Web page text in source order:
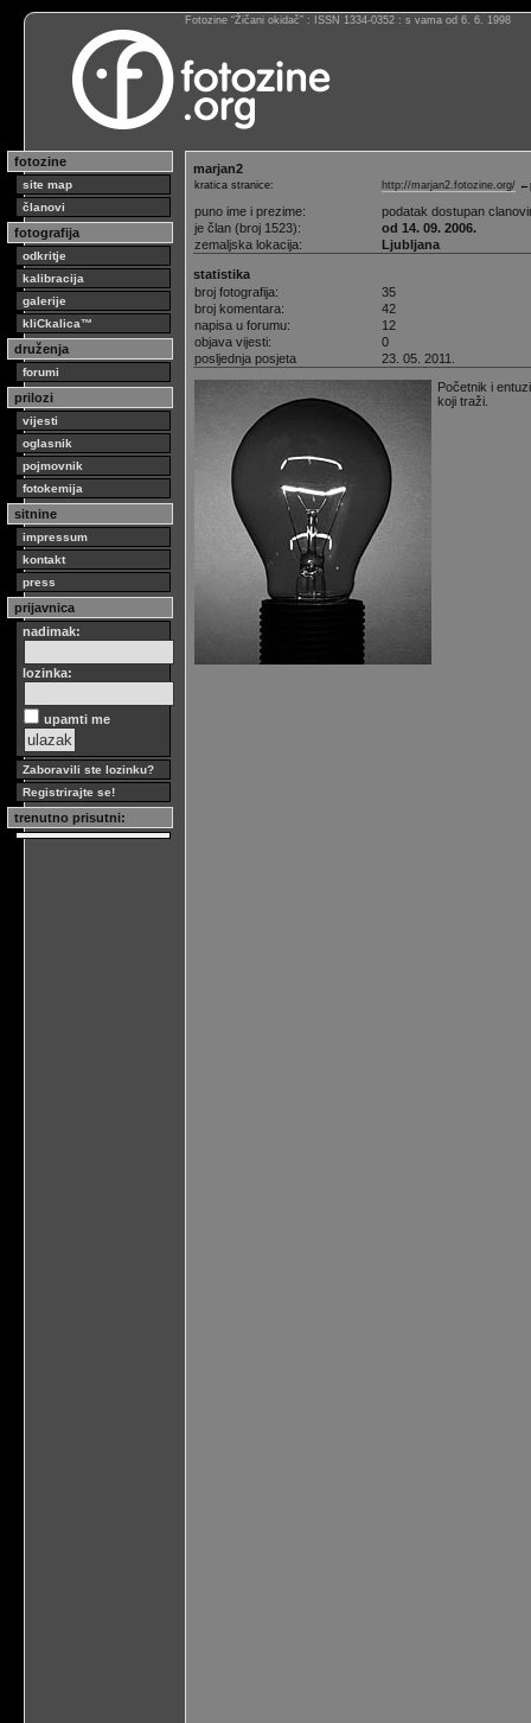
Fotozine “Žičani okidač” : ISSN 1334-0352 : s vama od 6. 6. 1998
fotozine
site map
članovi
fotografija
odkritje
kalibracija
galerije
kliCkalica™
druženja
forumi
prilozi
vijesti
oglasnik
pojmovnik
fotokemija
sitnine
impressum
kontakt
press
prijavnica
nadimak:
lozinka:
upamti me
Zaboravili ste lozinku?
Registrirajte se!
trenutno prisutni:
marjan2
kratica stranice: http://marjan2.fotozine.org/
puno ime i prezime:
podatak dostupan
je član (broj 1523):
od 14. 09. 2006.
zemaljska lokacija:
Ljubljana
statistika
broj fotografija:
35
broj komentara:
42
napisa u forumu:
12
objava vijesti:
0
posljednja posjeta
23. 05. 2011.
Početnik i
koji traži.